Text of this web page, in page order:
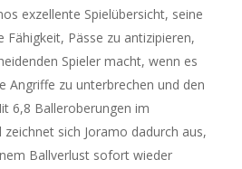
exzellente Spielübersicht, seine
Fähigkeit, Pässe zu antizipieren,
Spieler macht, wenn es
Angriffe zu unterbrechen und den
6,8 Balleroberungen im
zeichnet sich Joramo dadurch aus,
Ballverlust sofort wieder